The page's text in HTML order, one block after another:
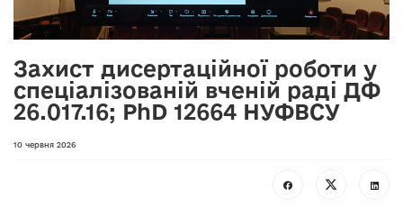
Захист дисертаційної роботи у
спеціалізованій вченій раді ДФ
26.017.16; PhD 12664 НУФВСУ
10 червня 2026